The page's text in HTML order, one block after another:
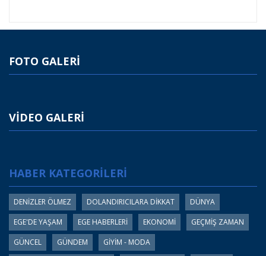
FOTO GALERİ
VİDEO GALERİ
HABER KATEGORİLERİ
DENİZLER ÖLMEZ DOLANDIRICILARA DİKKAT
DÜNYA
EGE'DE YAŞAM
EGE HABERLERİ EKONOMİ
GEÇMİŞ ZAMAN
GÜNCEL
GÜNDEM
GİYİM - MODA